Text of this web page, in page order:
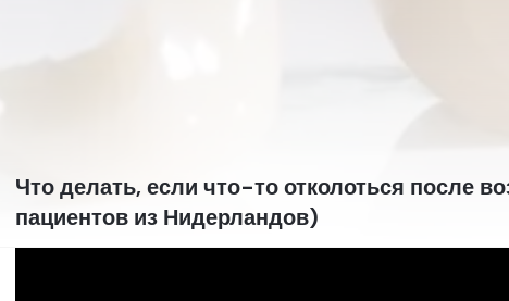
Что делать, если что-то отколоться после
пациентов из Нидерландов)